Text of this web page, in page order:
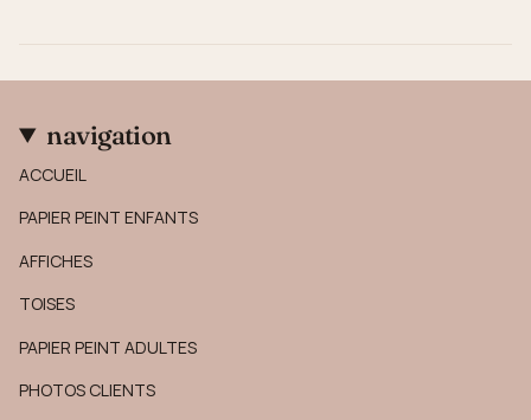
navigation
ACCUEIL
PAPIER PEINT ENFANTS
AFFICHES
TOISES
PAPIER PEINT ADULTES
PHOTOS CLIENTS